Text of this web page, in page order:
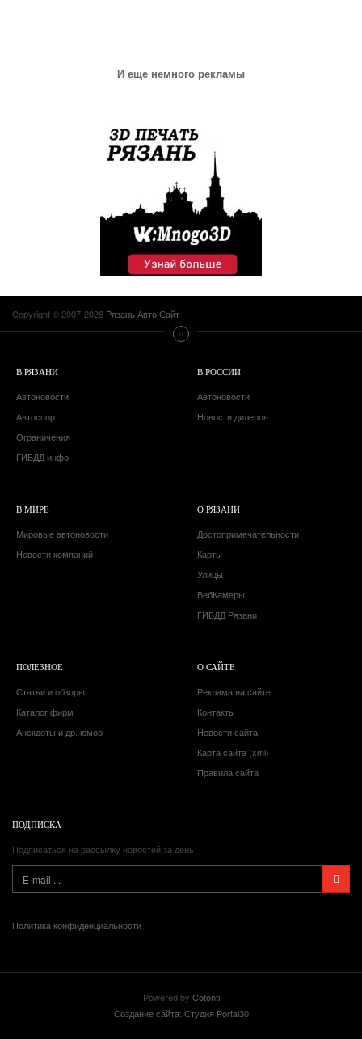
И еще немного рекламы
Copyright © 2007-2026 Рязань Авто Сайт
В РЯЗАНИ
Автоновости
Автоспорт
Ограничения
ГИБДД инфо
В РОССИИ
Автоновости
Новости дилеров
В МИРЕ
Мировые автоновости
Новости компаний
О РЯЗАНИ
Достопримечательности
Карты
Улицы
ВебКамеры
ГИБДД Рязани
ПОЛЕЗНОЕ
Статьи и обзоры
Каталог фирм
Анекдоты и др. юмор
О САЙТЕ
Реклама на сайте
Контакты
Новости сайта
Карта сайта (xml)
Правила сайта
ПОДПИСКА
Подписаться на рассылку новостей за день
Политика конфиденциальности
Powered by Cotonti
Создание сайта: Студия Portal30